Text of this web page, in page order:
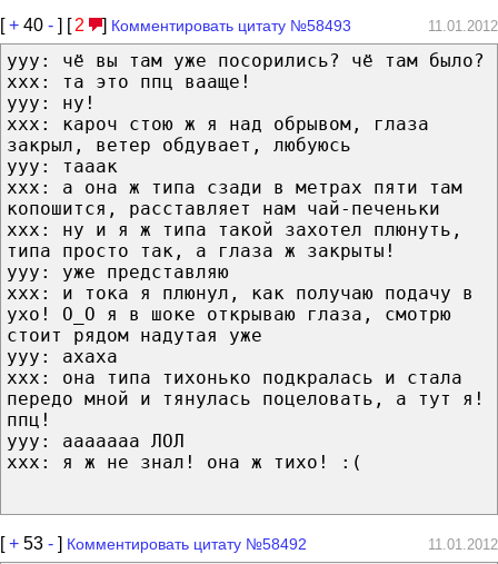
[+ 40 - ] [ 2 ] Комментировать цитату №58493 11.01.2012
ууу: чё вы там уже посорились? чё там было?
ххх: та это ппц вааще!
ууу: ну!
ххх: кароч стою ж я над обрывом, глаза
закрыл, ветер обдувает, любуюсь
ууу: тааак
ххх: а она ж типа сзади в метрах пяти там
копошится, расставляет нам чай-печеньки
ххх: ну и я ж типа такой захотел плюнуть,
типа просто так, а глаза ж закрыты!
ууу: уже представляю
ххх: и тока я плюнул, как получаю подачу в
ухо! О_О я в шоке открываю глаза, смотрю
стоит рядом надутая уже
ууу: ахаха
ххх: она типа тихонько подкралась и стала
передо мной и тянулась поцеловать, а тут я!
ппц!
ууу: ааааааа ЛОЛ
ххх: я ж не знал! она ж тихо! :(
[+ 53 - ] Комментировать цитату №58492 11.01.2012